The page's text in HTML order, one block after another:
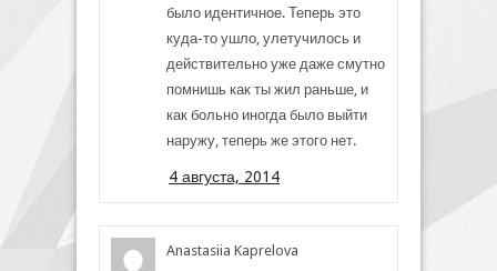
было идентичное. Теперь это
куда-то ушло, улетучилось и
действительно уже даже смутно
помнишь как ты жил раньше, и
как больно иногда было выйти
наружу, теперь же этого нет.
4 августа, 2014
Anastasiia Kaprelova